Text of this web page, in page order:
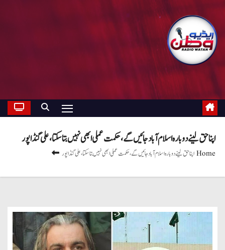
اپنا حق لینے دوبارہ اسلام آباد جائیں گے، حکمت عملی ابھی نہیں بتا سکتا، علی گنڈاپور
Homeاپنا حق لینے دوبارہ اسلام آباد جائیں گے، حکمت عملی ابھی نہیں بتا سکتا، علی گنڈاپور